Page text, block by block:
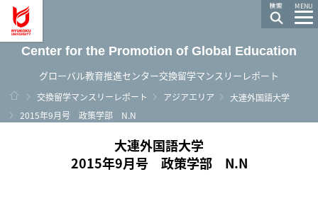
MENU
Center for the Promotion of Global Education
グローバル教育推進センター交換留学マンスリーレポート
ホーム
交換留学マンスリーレポート アジアエリア
大連外国語大学
2015年9月号 政策学部 N.N
大連外国語大学
2015年9月号 政策学部 N.N